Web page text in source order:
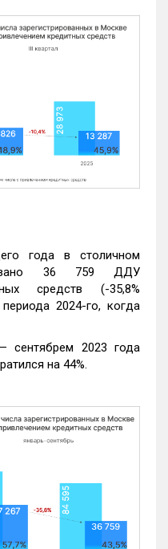
года в столичном
36 759 ДДУ
средств (-35,8%
2024-го, когда
сентябрем 2023 года
на 44%.